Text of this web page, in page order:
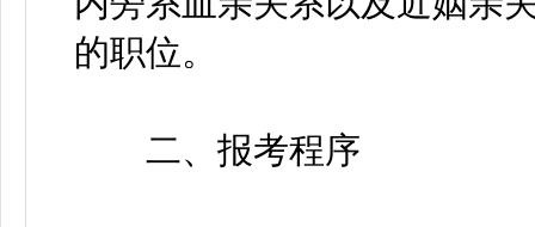
的职位。
二、报考程序